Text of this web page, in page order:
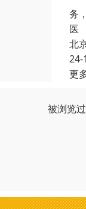
务
医
北
24-
更
被浏览